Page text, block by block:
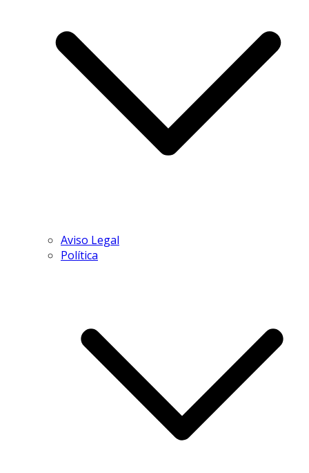
Aviso Legal
Política